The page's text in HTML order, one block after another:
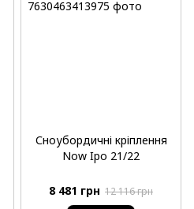
Сноубордичні кріплення
Now Ipo 21/22
8 481 грн 12 116 грн